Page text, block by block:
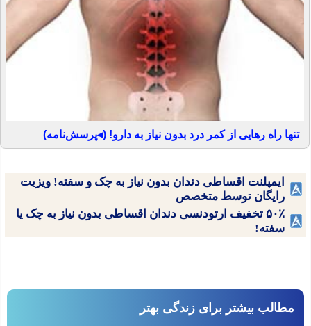
تنها راه رهایی از کمر درد بدون نیاز به دارو! (◂پرسش‌نامه)
ایمپلنت اقساطی دندان بدون نیاز به چک و سفته! ویزیت
رایگان توسط متخصص
۵۰٪ تخفیف ارتودنسی دندان اقساطی بدون نیاز به چک یا
سفته!
مطالب بیشتر برای زندگی بهتر